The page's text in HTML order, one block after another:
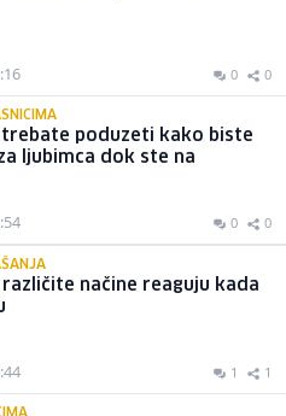
0 0
trebate poduzeti kako biste
ljubimca dok ste na
0 0
načine reaguju kada
1 1